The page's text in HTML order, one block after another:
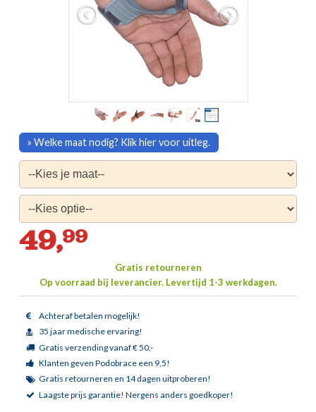
49,99
Gratis retourneren
Op voorraad bij leverancier.Levertijd 1-3 werkdagen.
Achteraf betalen mogelijk!
35 jaar medische ervaring!
Gratis verzending vanaf € 50,-
Klanten geven Podobrace een 9,5!
Gratis retourneren en 14 dagen uitproberen!
Laagste prijs garantie! Nergens anders goedkoper!
» Welke maat nodig? Klik hier voor uitleg.